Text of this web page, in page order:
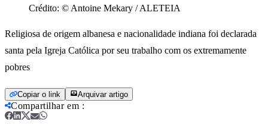
Crédito: © Antoine Mekary / ALETEIA
Religiosa de origem albanesa e nacionalidade indiana foi declarada
santa pela Igreja Católica por seu trabalho com os extremamente
pobres
Copiar o link Arquivar artigo
Compartilhar em :